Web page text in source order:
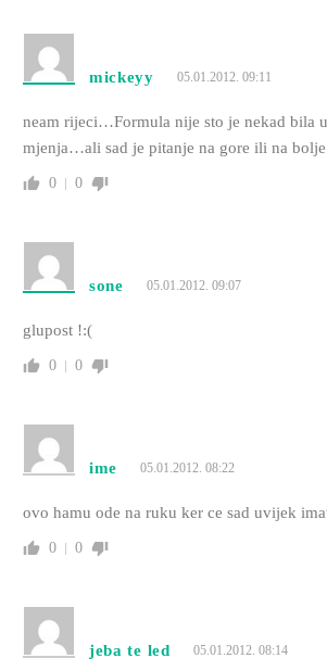
mickeyy 05.01.2012. 09:11
neam rijeci…Formula nije sto je nekad bila
mjenja…ali sad je pitanje na gore ili na
0 0
sone 05.01.2012. 09:07
glupost !:(
0 0
ime 05.01.2012. 08:22
ovo hamu ode na ruku ker ce sad uvijek
0 0
jeba te led 05.01.2012. 08:14